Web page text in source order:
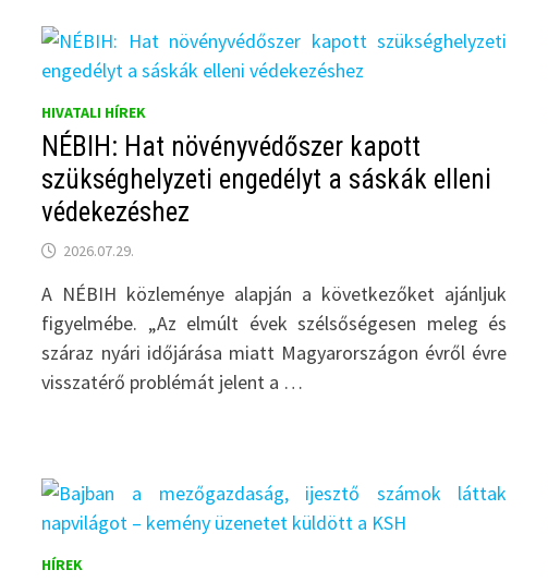
HIVATALI HÍREK
NÉBIH: Hat növényvédőszer kapott
szükséghelyzeti engedélyt a sáskák elleni
védekezéshez
2026.07.29.
A NÉBIH közleménye alapján a következőket ajánljuk
figyelmébe. „Az elmúlt évek szélsőségesen meleg és
száraz nyári időjárása miatt Magyarországon évről évre
visszatérő problémát jelent a …
HÍREK